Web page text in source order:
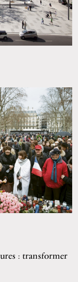
: transformer